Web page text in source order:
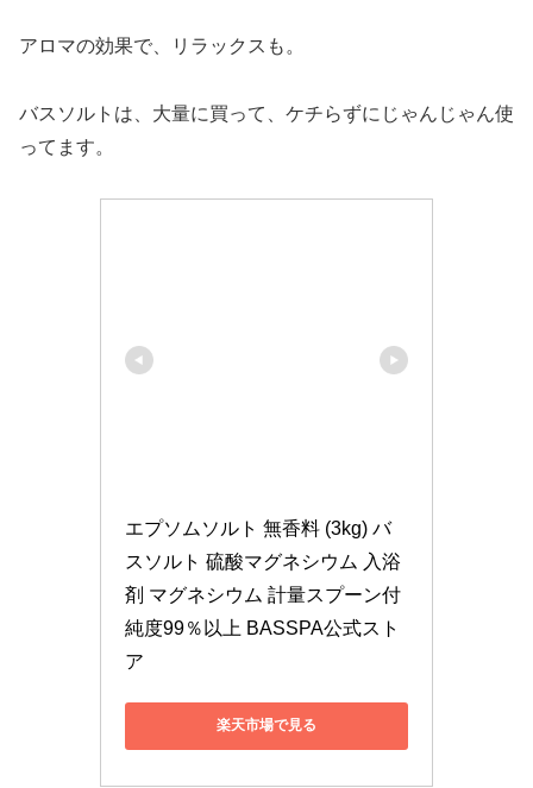
アロマの効果で、リラックスも。
バスソルトは、大量に買って、ケチらずにじゃんじゃん使
ってます。
エプソムソルト 無香料 (3kg) バ
スソルト 硫酸マグネシウム 入浴
剤 マグネシウム 計量スプーン付
純度99％以上 BASSPA公式スト
ア
楽天市場で見る